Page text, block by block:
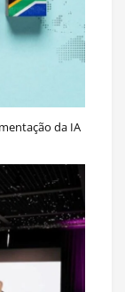
da IA